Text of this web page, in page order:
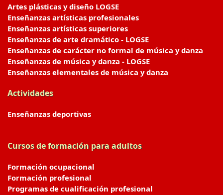
Artes plásticas y diseño LOGSE
Enseñanzas artísticas profesionales
Enseñanzas artísticas superiores
Enseñanzas de arte dramático - LOGSE
Enseñanzas de carácter no formal de música y danza
Enseñanzas de música y danza - LOGSE
Enseñanzas elementales de música y danza
Actividades
Enseñanzas deportivas
Cursos de formación para adultos
Formación ocupacional
Formación profesional
Programas de cualificación profesional